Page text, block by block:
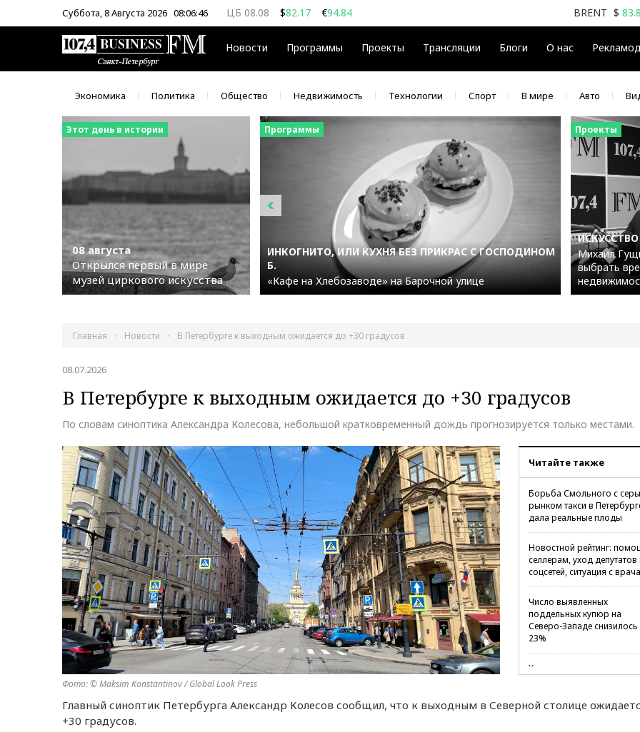
Новости Программы Проекты Трансляции Блоги О нас
Суббота, 8 Августа 2026 08:06:47 ЦБ 08.08 $82.17 €94.84
ММВБ 08.08 $ €
BRENT $
Экономика Политика Общество Недвижимость Технологии Спорт В мире Авто
Этот день в истории
08 августа
Открылся первый в мире
музей циркового искусства
Программы
ИНКОГНИТО, ИЛИ КУХНЯ БЕЗ ПРИКРАС С ГОСПОДИНОМ
Б.
«Кафе на Хлебозаводе» на Барочной улице
Проекты
Михаил
выбрать
Главная Новости В Петербурге к выходным ожидается до +30 градусов
08.07.2026
В Петербурге к выходным ожидается до +30 градусов
По словам синоптика Александра Колесова, небольшой кратковременный дождь прогнозируется только местами.
Фото: © Maksim Konstantinov / Global Look Press
Читайте также
Борьба Смольного с
рынком такси в
дала реальные плоды
Новостной рейтинг:
селлерам, уход депутатов
соцсетей, ситуация с
Число выявленных
поддельных купюр на
Северо-Западе снизилось
23%
Хакеры получили
Главный синоптик Петербурга Александр Колесов сообщил, что к выходным в Северной столице
+30 градусов.